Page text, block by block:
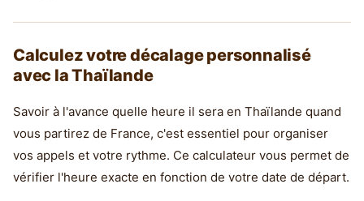
Calculez votre décalage personnalisé
avec la Thaïlande
Savoir à l'avance quelle heure il sera en Thaïlande quand
vous partirez de France, c'est essentiel pour organiser
vos appels et votre rythme. Ce calculateur vous permet de
vérifier l'heure exacte en fonction de votre date de départ.